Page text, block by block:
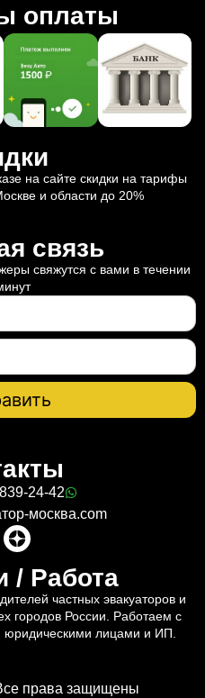
оплаты
на сайте скидки на тарифы
и области до 20%
связь
свяжутся с вами в течении
24-42
москва.com
/ Работа
частных эвакуаторов и
городов России. Работаем с
юридическими лицами и ИП.
права защищены